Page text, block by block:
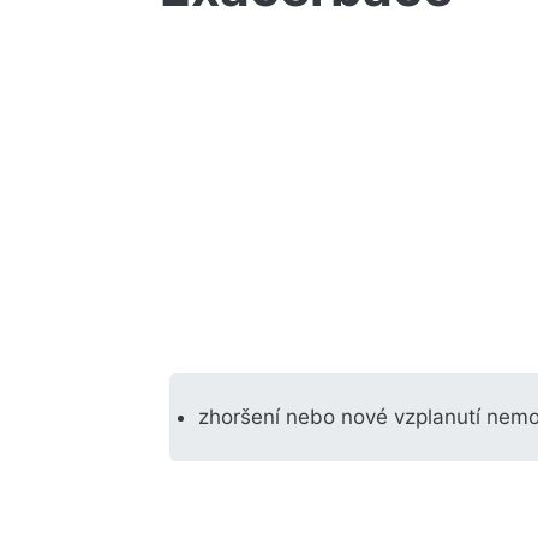
zhoršení nebo nové vzplanutí